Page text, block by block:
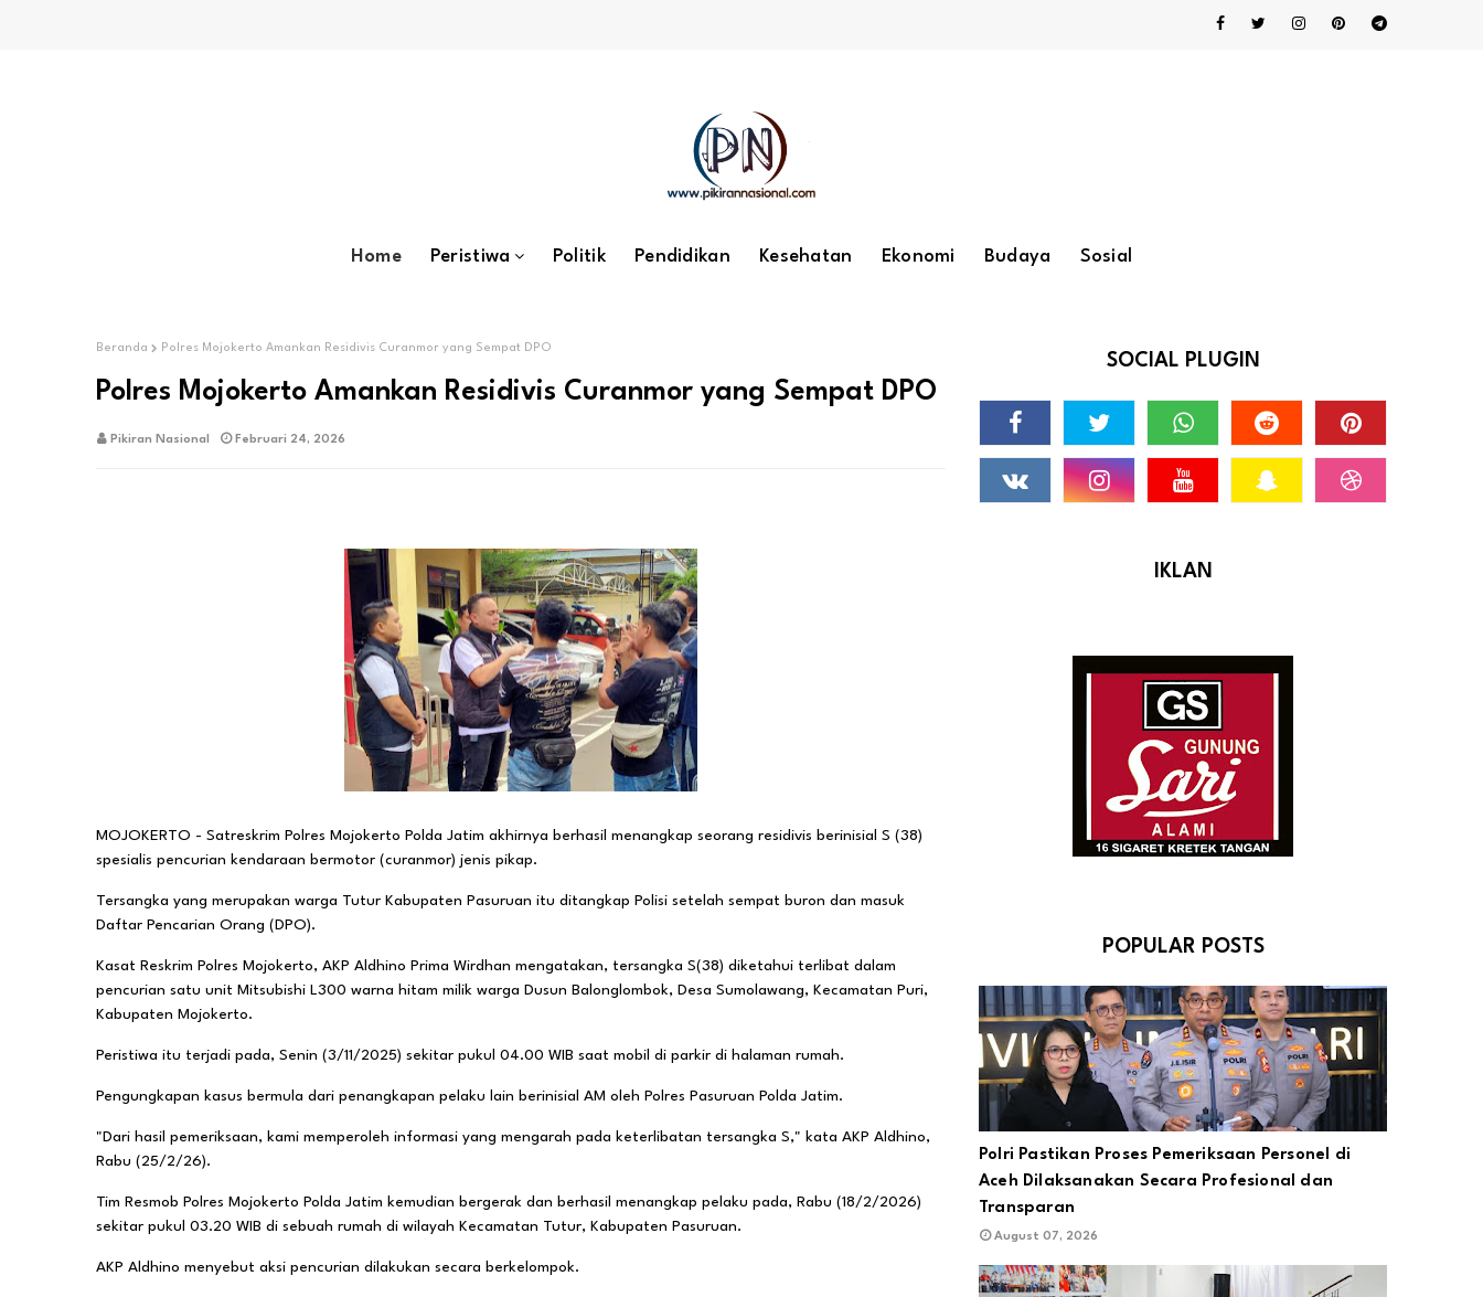
Home Peristiwa Politik Pendidikan Kesehatan Ekonomi Budaya Sosial
Beranda Polres Mojokerto Amankan Residivis Curanmor yang Sempat DPO
Polres Mojokerto Amankan Residivis Curanmor yang Sempat DPO
Pikiran Nasional Februari 24, 2026
MOJOKERTO - Satreskrim Polres Mojokerto Polda Jatim akhirnya berhasil menangkap seorang residivis berinisial S (38)
spesialis pencurian kendaraan bermotor (curanmor) jenis pikap.
Tersangka yang merupakan warga Tutur Kabupaten Pasuruan itu ditangkap Polisi setelah sempat buron dan masuk
Daftar Pencarian Orang (DPO).
Kasat Reskrim Polres Mojokerto, AKP Aldhino Prima Wirdhan mengatakan, tersangka S(38) diketahui terlibat dalam
pencurian satu unit Mitsubishi L300 warna hitam milik warga Dusun Balonglombok, Desa Sumolawang, Kecamatan Puri,
Kabupaten Mojokerto.
Peristiwa itu terjadi pada, Senin (3/11/2025) sekitar pukul 04.00 WIB saat mobil di parkir di halaman rumah.
Pengungkapan kasus bermula dari penangkapan pelaku lain berinisial AM oleh Polres Pasuruan Polda Jatim.
"Dari hasil pemeriksaan, kami memperoleh informasi yang mengarah pada keterlibatan tersangka S," kata AKP Aldhino,
Rabu (25/2/26).
Tim Resmob Polres Mojokerto Polda Jatim kemudian bergerak dan berhasil menangkap pelaku pada, Rabu (18/2/2026)
sekitar pukul 03.20 WIB di sebuah rumah di wilayah Kecamatan Tutur, Kabupaten Pasuruan.
AKP Aldhino menyebut aksi pencurian dilakukan secara berkelompok.
SOCIAL PLUGIN
IKLAN
POPULAR POSTS
Polri Pastikan Proses Pemeriksaan Personel di
Aceh Dilaksanakan Secara Profesional dan
Transparan
August 07, 2026